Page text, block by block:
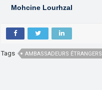
Mohcine Lourhzal
Tags AMBASSADEURS ÉTRANGERS